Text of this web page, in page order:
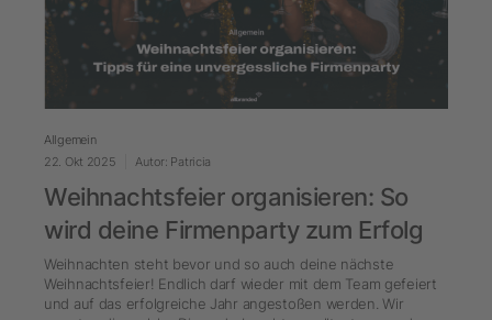
Allgemein
22. Okt 2025
Autor: Patricia
Weihnachtsfeier organisieren: So
wird deine Firmenparty zum Erfolg
Weihnachten steht bevor und so auch deine nächste
Weihnachtsfeier! Endlich darf wieder mit dem Team gefeiert
und auf das erfolgreiche Jahr angestoßen werden. Wir